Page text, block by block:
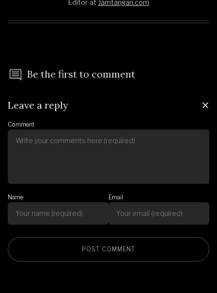
Editor at Jamtangan.com
Be the first to comment
Leave a reply
Comment
Name Email